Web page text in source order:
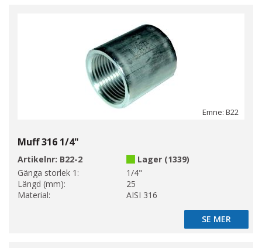
Emne: B22
Muff 316 1/4"
Artikelnr: B22-2
Lager (1339)
Gänga storlek 1:
1/4"
Längd (mm):
25
Material:
AISI 316
SE MER
SE MER